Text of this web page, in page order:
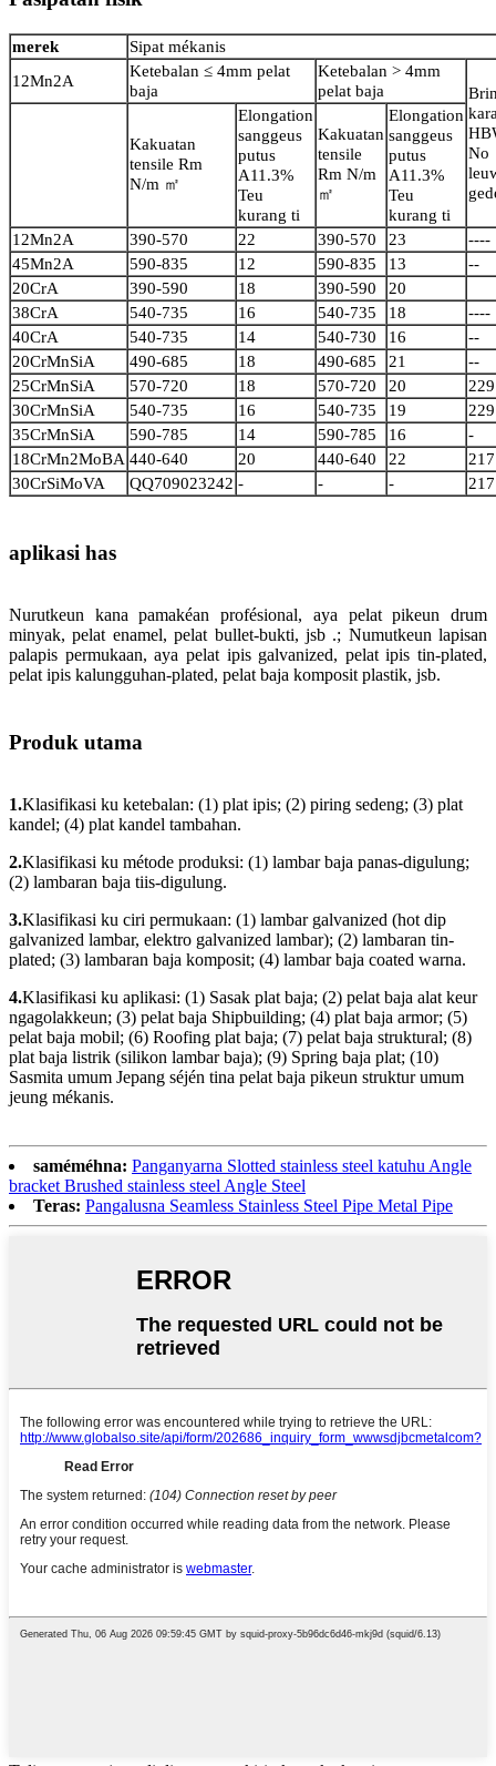
merek
Sipat mékanis
12Mn2A
Ketebalan ≤ 4mm pelat
baja
Ketebalan > 4mm
pelat baja
No
Kakuatan
tensile Rm
N/m ㎡
Elongation
sanggeus
putus
A11.3%
Teu
kurang ti
Kakuatan
tensile
Rm N/m
㎡
Elongation
sanggeus
putus
A11.3%
Teu
kurang ti
12Mn2A
390-570 22 390-570 23
----
45Mn2A
590-835 12 590-835 13
--
20CrA
390-590 18 390-590
20
38CrA
540-735 16 540-735 18
----
40CrA
540-735 14 540-730 16
--
20CrMnSiA
490-685 18 490-685 21
--
25CrMnSiA
570-720 18 570-720 20
229
30CrMnSiA
540-735 16 540-735 19
229
35CrMnSiA
590-785 14 590-785 16
-
18CrMn2MoBA 440-640 20 440-640 22
217
30CrSiMoVA
QQ709023242 - - - 217
aplikasi has
Nurutkeun kana pamakéan profésional, aya pelat pikeun drum
minyak, pelat enamel, pelat bullet-bukti, jsb .; Numutkeun lapisan
palapis permukaan, aya pelat ipis galvanized, pelat ipis tin-plated,
pelat ipis kalungguhan-plated, pelat baja komposit plastik, jsb.
Produk utama
1.Klasifikasi ku ketebalan: (1) plat ipis; (2) piring sedeng; (3) plat
kandel; (4) plat kandel tambahan.
2.Klasifikasi ku métode produksi: (1) lambar baja panas-digulung;
(2) lambaran baja tiis-digulung.
3.Klasifikasi ku ciri permukaan: (1) lambar galvanized (hot dip
galvanized lambar, elektro galvanized lambar); (2) lambaran tin-
plated; (3) lambaran baja komposit; (4) lambar baja coated warna.
4.Klasifikasi ku aplikasi: (1) Sasak plat baja; (2) pelat baja alat keur
ngagolakkeun; (3) pelat baja Shipbuilding; (4) plat baja armor; (5)
pelat baja mobil; (6) Roofing plat baja; (7) pelat baja struktural; (8)
plat baja listrik (silikon lambar baja); (9) Spring baja plat; (10)
Sasmita umum Jepang séjén tina pelat baja pikeun struktur umum
jeung mékanis.
saméméhna: Panganyarna Slotted stainless steel katuhu Angle
bracket Brushed stainless steel Angle Steel
Teras: Pangalusna Seamless Stainless Steel Pipe Metal Pipe